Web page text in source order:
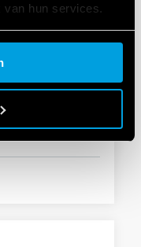
van hun services.